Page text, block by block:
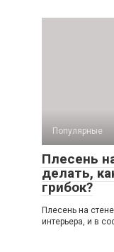
Популярные
Плесень
делать,
грибок?
Плесень на
интерьера, и в